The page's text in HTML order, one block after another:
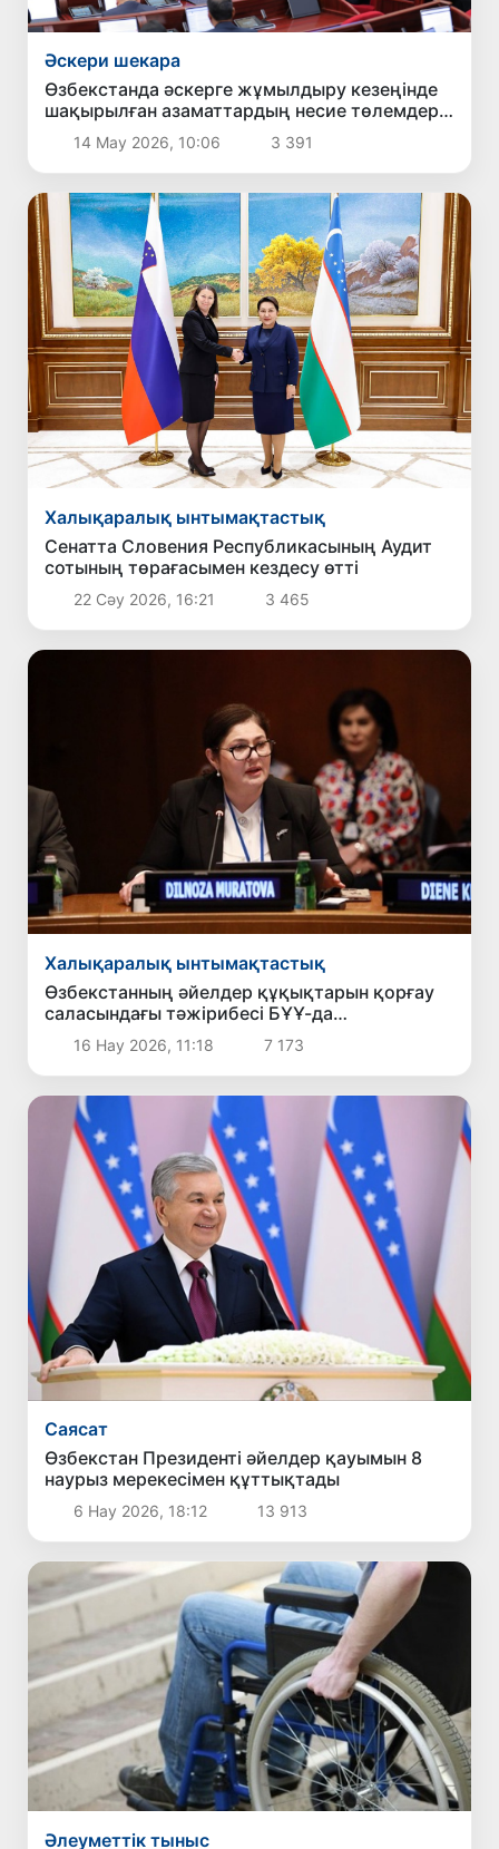
Әскери шекара
Өзбекстанда әскерге жұмылдыру кезеңінде
шақырылған азаматтардың несие төлемдері
кейінге қалдырылады
14 Мау 2026, 10:06 3 391
Халықаралық ынтымақтастық
Сенатта Словения Республикасының Аудит
сотының төрағасымен кездесу өтті
22 Сәу 2026, 16:21 3 465
Халықаралық ынтымақтастық
Өзбекстанның әйелдер құқықтарын қорғау
саласындағы тәжірибесі БҰҰ-да
таныстырылды
16 Нау 2026, 11:18 7 173
Саясат
Өзбекстан Президенті әйелдер қауымын 8
наурыз мерекесімен құттықтады
6 Нау 2026, 18:12 13 913
Әлеуметтік тыныс